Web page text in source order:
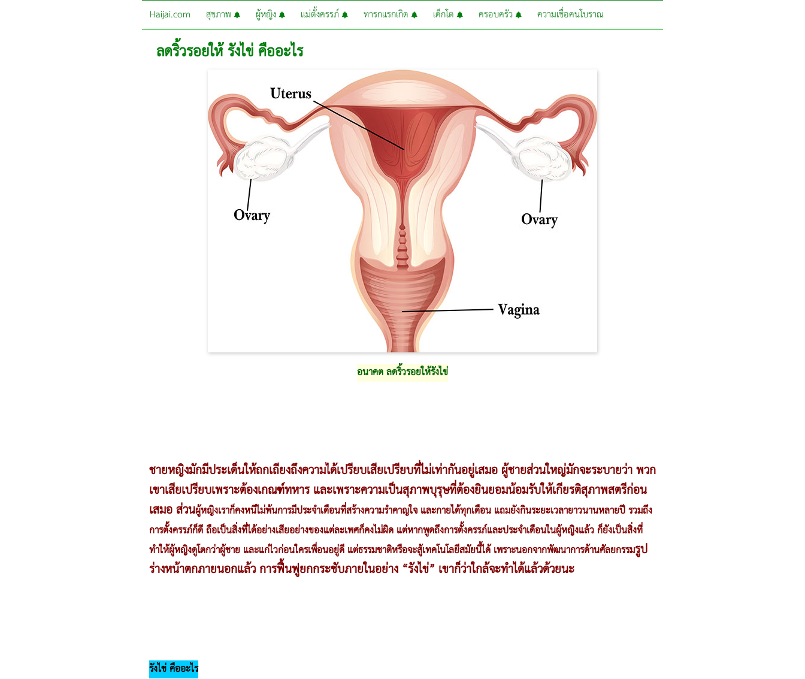
Haijai.com สุขภาพ ผู้หญิง แม่ตั้งครรภ์ ทารกแรกเกิด เด็กโต ครอบครัว ความเชื่อคนโบราณ
ลดริ้วรอยให้ รังไข่ คืออะไร
อนาคต ลดริ้วรอยให้รังไข่
ชายหญิงมักมีประเด็นให้ถกเถียงถึงความได้เปรียบเสียเปรียบที่ไม่เท่ากันอยู่เสมอ ผู้ชายส่วนใหญ่มักจะระบายว่า พวก
เขาเสียเปรียบเพราะต้องเกณฑ์ทหาร และเพราะความเป็นสุภาพบุรุษที่ต้องยินยอมน้อมรับให้เกียรติสุภาพสตรีก่อน
เสมอ ส่วนผู้หญิงเราก็คงหนีไม่พ้นการมีประจำเดือนที่สร้างความรำคาญใจ และกายได้ทุกเดือน แถมยังกินระยะเวลายาวนานหลายปี รวมถึง
การตั้งครรภ์ก็ดี ถือเป็นสิ่งที่ได้อย่างเสียอย่างของแต่ละเพศก็คงไม่ผิด แต่หากพูดถึงการตั้งครรภ์และประจำเดือนในผู้หญิงแล้ว ก็ยังเป็นสิ่งที่
ทำให้ผู้หญิงดูโตกว่าผู้ชาย และแก่ไวก่อนใครเพื่อนอยู่ดี แต่ธรรมชาติหรือจะสู้เทคโนโลยีสมัยนี้ได้ เพราะนอกจากพัฒนาการด้านศัลยกรรมรูป
ร่างหน้าตกภายนอกแล้ว การฟื้นฟูยกกระชับภายในอย่าง “รังไข่” เขาก็ว่าใกล้จะทำได้แล้วด้วยนะ
รังไข่ คืออะไร